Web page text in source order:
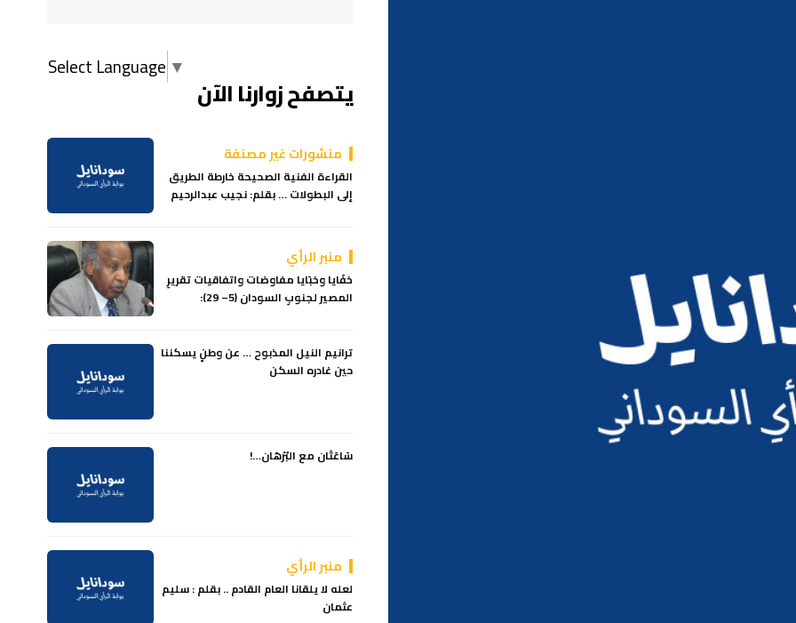
Select Language ▼
يتصفح زوارنا الآن
منشورات غير مصنفة
القراءة الفنية الصحيحة خارطة الطريق
إلى البطولات … بقلم: نجيب عبدالرحيم
منبر الرأي
خفَايا وخبَايا مفاوضات واتفاقيات تقريرِ
المصير لجنوبِ السودان (5– 29):
ترانيم النيل المذبوح … عن وطنٍ يسكننا
حين غادره السكن
سَاعَتَان مع البُرْهَان…!
منبر الرأي
لعله لا يلقانا العام القادم .. بقلم : سليم
عثمان